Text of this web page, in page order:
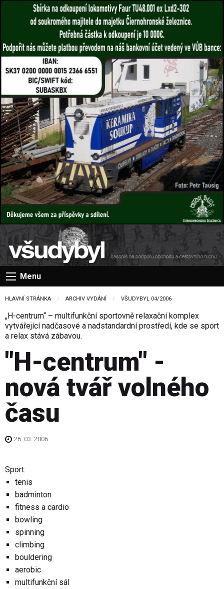
Menu
HLAVNÍ STRÁNKA ARCHIV VYDÁNÍ VŠUDYBYL 04/2006
„H-centrum“ – multifunkční sportovně relaxační komplex
vytvářející nadčasové a nadstandardní prostředí, kde se sport
a relax stává zábavou.
"H-centrum" -
nová tvář volného
času
26. 03. 2006
Sport:
tenis
badminton
fitness a cardio
bowling
spinning
climbing
bouldering
aerobic
multifunkční sál